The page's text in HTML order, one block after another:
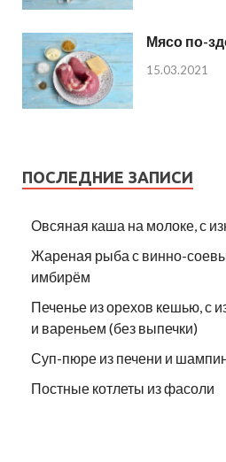
Мясо по-
15.03.2021
ПОСЛЕДНИЕ ЗАПИСИ
Овсяная каша на молоке, с
Жареная рыба с винно-
имбирём
Печенье из орехов кешью, с
и вареньем (без выпечки)
Суп-пюре из печени и
Постные котлеты из фасоли